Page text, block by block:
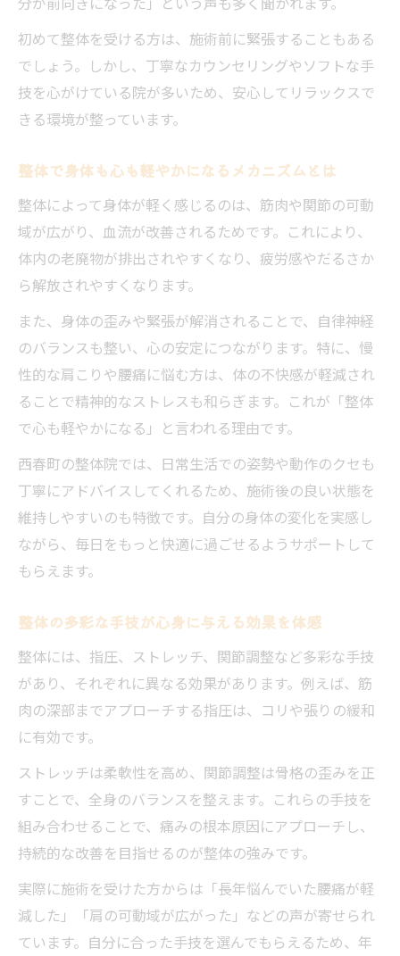
初めて整体を受ける方は、施術前に緊張することもある
でしょう。しかし、丁寧なカウンセリングやソフトな手
技を心がけている院が多いため、安心してリラックスで
きる環境が整っています。
整体で身体も心も軽やかになるメカニズムとは
整体によって身体が軽く感じるのは、筋肉や関節の可動
域が広がり、血流が改善されるためです。これにより、
体内の老廃物が排出されやすくなり、疲労感やだるさか
ら解放されやすくなります。
また、身体の歪みや緊張が解消されることで、自律神経
のバランスも整い、心の安定につながります。特に、慢
性的な肩こりや腰痛に悩む方は、体の不快感が軽減され
ることで精神的なストレスも和らぎます。これが「整体
で心も軽やかになる」と言われる理由です。
西春町の整体院では、日常生活での姿勢や動作のクセも
丁寧にアドバイスしてくれるため、施術後の良い状態を
維持しやすいのも特徴です。自分の身体の変化を実感し
ながら、毎日をもっと快適に過ごせるようサポートして
もらえます。
整体の多彩な手技が心身に与える効果を体感
整体には、指圧、ストレッチ、関節調整など多彩な手技
があり、それぞれに異なる効果があります。例えば、筋
肉の深部までアプローチする指圧は、コリや張りの緩和
に有効です。
ストレッチは柔軟性を高め、関節調整は骨格の歪みを正
すことで、全身のバランスを整えます。これらの手技を
組み合わせることで、痛みの根本原因にアプローチし、
持続的な改善を目指せるのが整体の強みです。
実際に施術を受けた方からは「長年悩んでいた腰痛が軽
減した」「肩の可動域が広がった」などの声が寄せられ
ています。自分に合った手技を選んでもらえるため、年